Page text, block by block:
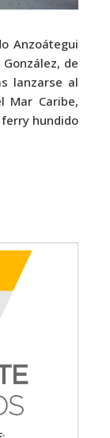
Anzoátegui
de
lanzarse al
Mar Caribe,
hundido